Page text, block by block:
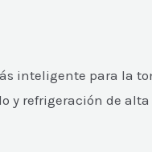
inteligente para la
y refrigeración de